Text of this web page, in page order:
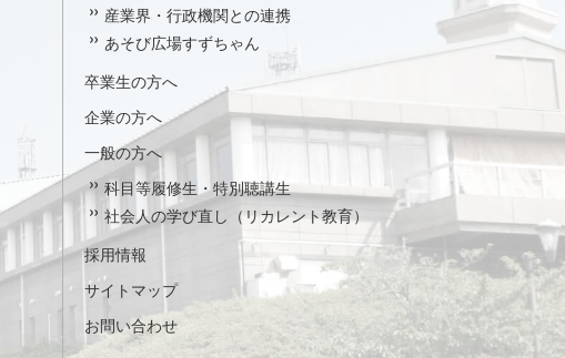
産業界・行政機関との連携
あそび広場すずちゃん
卒業生の方へ
企業の方へ
一般の方へ
科目等履修生・特別聴講生
社会人の学び直し（リカレント教育）
採用情報
サイトマップ
お問い合わせ